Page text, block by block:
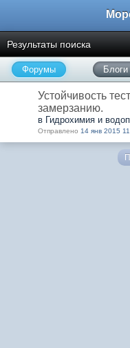
Результаты поиска
Форумы Блоги
Устойчивость
замерзанию.
в Гидрохимия и
Отправлено 14 янв 2015